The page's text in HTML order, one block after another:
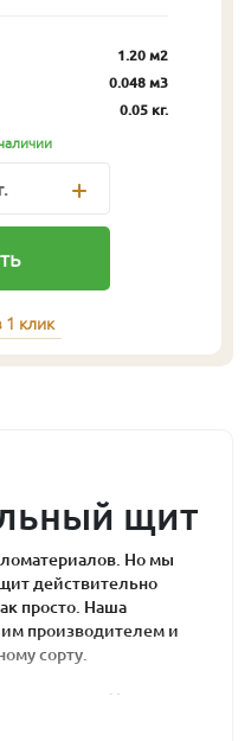
1.20 м2
0.048 м3
0.05 кг.
1 клик
щит
Но мы
действительно
просто. Наша
производителем и
сорту.